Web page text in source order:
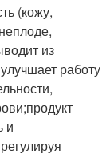
(кожу,
из
работу
и